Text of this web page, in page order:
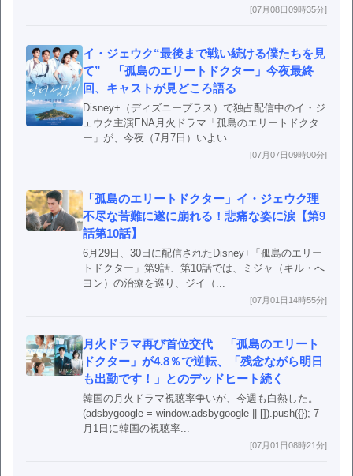
[07月08日09時35分]
イ・ジェウク“最後まで戦い続ける僕たちを見
て” 「孤島のエリートドクター」今夜最終
回、キャストが見どころ語る
Disney+（ディズニープラス）で独占配信中のイ・ジ
ェウク主演ENA月火ドラマ「孤島のエリートドクタ
ー」が、今夜（7月7日）いよい...
[07月07日09時00分]
「孤島のエリートドクター」イ・ジェウク理
不尽な苦難に遂に崩れる！悲痛な姿に涙【第9
話第10話】
6月29日、30日に配信されたDisney+「孤島のエリー
トドクター」第9話、第10話では、ミジャ（キル・へ
ヨン）の治療を巡り、ジイ（...
[07月01日14時55分]
月火ドラマ再び首位交代 「孤島のエリート
ドクター」が4.8％で逆転、「残念ながら明日
も出勤です！」とのデッドヒート続く
韓国の月火ドラマ視聴率争いが、今週も白熱した。
(adsbygoogle = window.adsbygoogle || []).push({}); 7
月1日に韓国の視聴率...
[07月01日08時21分]